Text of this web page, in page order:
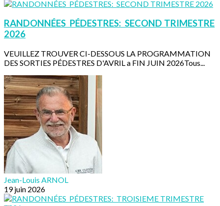
RANDONNÉES PÉDESTRES: SECOND TRIMESTRE
2026
VEUILLEZ TROUVER CI-DESSOUS LA PROGRAMMATION
DES SORTIES PÉDESTRES D'AVRIL a FIN JUIN 2026Tous...
Jean-Louis ARNOL
19 juin 2026